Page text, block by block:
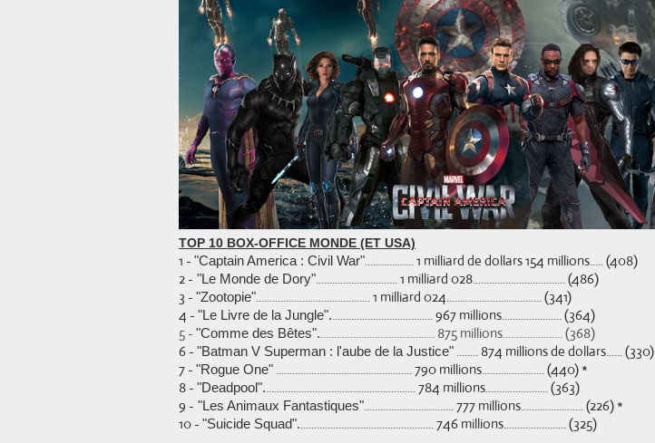
TOP 10 BOX-OFFICE MONDE (ET USA)
1 - "Captain America : Civil War" .................. 1 milliard de dollars 154 millions..... (408)
2 - "Le Monde de Dory" .............................. 1 milliard 028.................................. (486)
3 - "Zootopie" .......................................... 1 milliard 024................................... (341)
4 - "Le Livre de la Jungle". ..................................... 967 millions ...................... (364)
5 - "Comme des Bêtes".
.......................................... 875 millions...................... (368)
6 - "Batman V Superman : l'aube de la Justice" ........ 874 millions de dollars...... (330)
7 - "Rogue One" .................................................. 790 millions....................... (440) *
8 - "Deadpool".
....................................................... 784 millions....................... (363)
9 - "Les Animaux Fantastiques" ................................. 777 millions....................... (226) *
10 - "Suicide Squad". ................................................. 746 millions....................... (325)